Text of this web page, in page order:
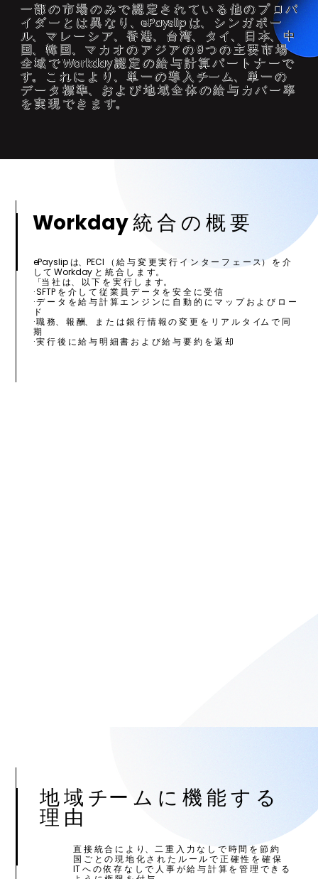
一 部 の 市 場 の み で 認 定 さ れ て い る 他 の プ ロ バ
イ ダ ー と は 異 な り、ePayslip は、 シ ン ガ ポ ー
ル、 マ レ ー シ ア、 香 港、 台 湾、 タ イ、 日 本、 中
国、 韓 国、 マ カ オ の ア ジ ア の 9 つ の 主 要 市 場
全 域 で Workday 認 定 の 給 与 計 算 パ ー ト ナ ー で
す。 こ れ に よ り、 単 一 の 導 入 チー ム、 単 一 の
デ ー タ 標 準、 お よ び 地 域 全 体 の 給 与 カ バ ー 率
を 実 現 で き ま す。
Workday 統 合 の 概 要
ePayslip は、PECI （ 給 与 変 更 実 行 イ ン タ ー フ ェ ー ス） を 介
し て Workday と 統 合 し ま す。
「当 社 は、 以 下 を 実 行 し ま す。
· SFTP を 介 し て 従 業 員 デ ー タ を 安 全 に 受 信
· デ ー タ を 給 与 計 算 エ ン ジ ン に 自 動 的 に マ ッ プ お よ び ロ ー
ド
· 職 務、 報 酬、 ま た は 銀 行 情 報 の 変 更 を リ ア ル タ イム で 同
期
· 実 行 後 に 給 与 明 細 書 お よ び 給 与 要 約 を 返 却
地 域 チー ム に 機 能 す る
理 由
直 接 統 合 に よ り、 二 重 入 力 な し で 時 間 を 節 約
国 ご と の 現 地 化 さ れ た ル ー ル で 正 確 性 を 確 保
IT へ の 依 存 な し で 人 事 が 給 与 計 算 を 管 理 で き る